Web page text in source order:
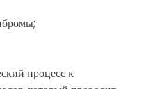
процесс к